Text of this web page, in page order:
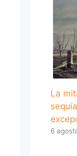
La
6